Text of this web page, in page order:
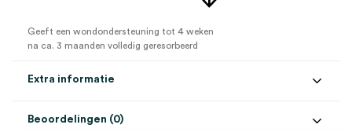
Geeft een wondondersteuning tot 4 weken
na ca. 3 maanden volledig geresorbeerd
Extra informatie
Beoordelingen (0)